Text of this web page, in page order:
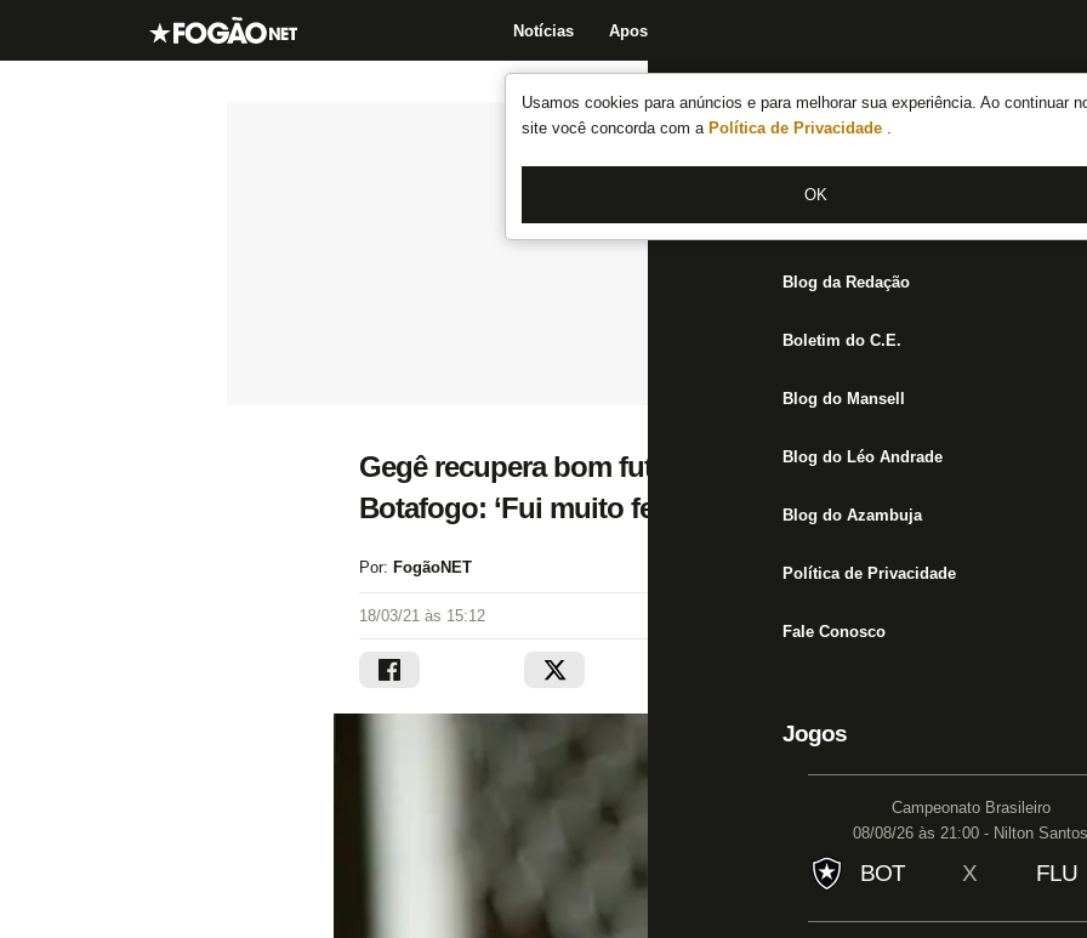
Usamos cookies para anúncios e para melhorar sua experiência. Ao continuar
site você concorda com a Política de Privacidade .
OK
Notícias Apostas
Notícias do Botafogo
Fórum
Jogos
Blog da Redação
Boletim do C.E.
Blog do Mansell
Blog do Léo Andrade
Blog do Azambuja
Política de Privacidade
Fale Conosco
Jogos
Campeonato Brasileiro
08/08/26 às 21:00 - Nilton Santos
BOT X FLU
Gegê recupera bom futebol no Santo André e recorda
Botafogo: ‘Fui muito feliz’
Por: FogãoNET
18/03/21 às 15:12